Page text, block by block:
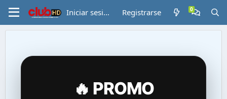
Iniciar sesión Registrarse
🔥 PROMO